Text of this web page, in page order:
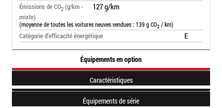
Équipements en option
Caractéristiques
Équipements de série
Émissions de CO2 (g/km -
mixte)
127 g/km
(moyenne de toutes les voitures neuves vendues : 139 g CO2 / km)
Catégorie d’efficacité énergétique E